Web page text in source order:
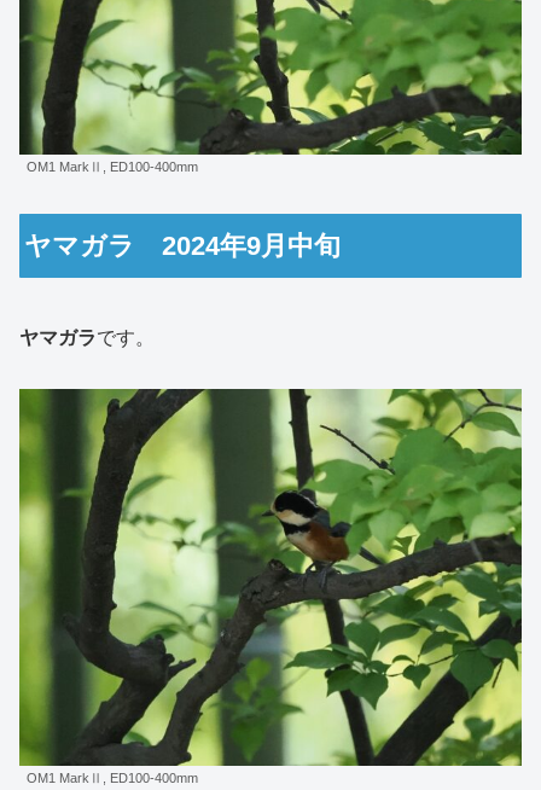
OM1 MarkⅡ, ED100-400mm
ヤマガラ 2024年9月中旬
ヤマガラです。
OM1 MarkⅡ, ED100-400mm